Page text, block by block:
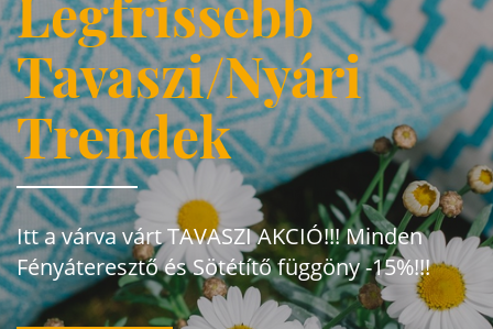
Legfrissebb
Tavaszi/Nyári
Trendek
Itt a várva várt TAVASZI AKCIÓ!!! Minden
Fényáteresztő és Sötétítő függöny -15%!!!